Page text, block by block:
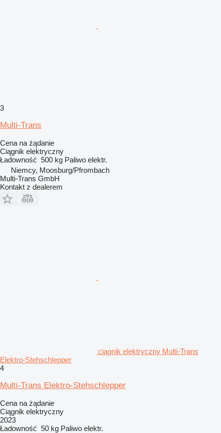
3
Multi-Trans
Cena na żądanie
Ciągnik elektryczny
Ładowność 500 kg Paliwo elektr.
Niemcy, Moosburg/Pfrombach
Multi-Trans GmbH
Kontakt z dealerem
ciągnik elektryczny Multi-Trans
Elektro-Stehschlepper
4
Multi-Trans Elektro-Stehschlepper
Cena na żądanie
Ciągnik elektryczny
2023
Ładowność 50 kg Paliwo elektr.